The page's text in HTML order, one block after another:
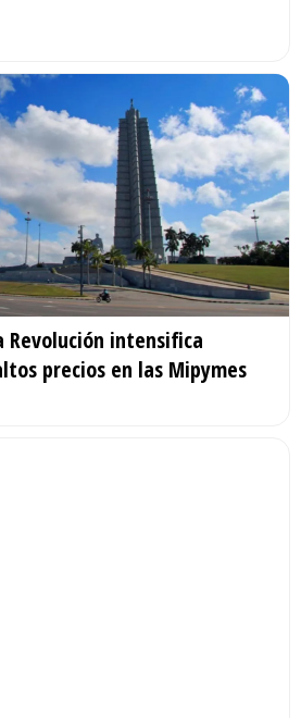
Revolución intensifica
precios en las Mipymes